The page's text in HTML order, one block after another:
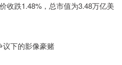
收跌1.48%，总市值为3.48万亿美
议下的影像豪赌